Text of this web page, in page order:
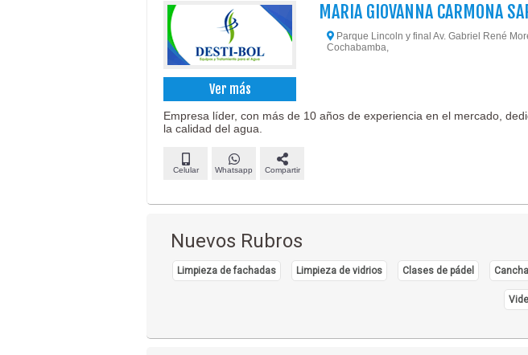
Ver más
MARIA GIOVANNA CARMONA
Parque Lincoln y final Av. Gabriel René
Cochabamba,
Empresa líder, con más de 10 años de experiencia en el mercado,
la calidad del agua.
Celular Whatsapp Compartir
Nuevos Rubros
Limpieza de fachadas Limpieza de vidrios Clases de pádel